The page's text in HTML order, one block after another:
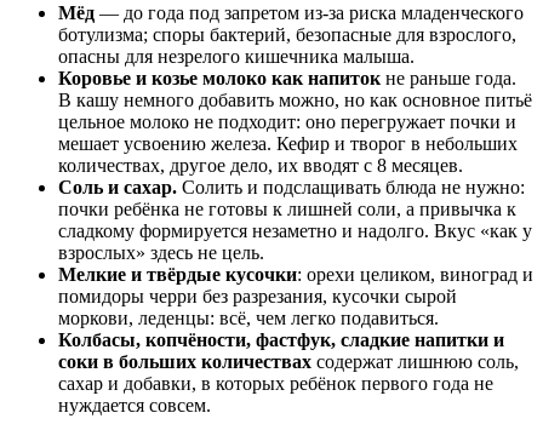
Мёд — до года под запретом из-за риска младенческого
ботулизма; споры бактерий, безопасные для взрослого,
опасны для незрелого кишечника малыша.
Коровье и козье молоко как напиток не раньше года.
В кашу немного добавить можно, но как основное питьё
цельное молоко не подходит: оно перегружает почки и
мешает усвоению железа. Кефир и творог в небольших
количествах, другое дело, их вводят с 8 месяцев.
Соль и сахар. Солить и подслащивать блюда не нужно:
почки ребёнка не готовы к лишней соли, а привычка к
сладкому формируется незаметно и надолго. Вкус «как у
взрослых» здесь не цель.
Мелкие и твёрдые кусочки: орехи целиком, виноград и
помидоры черри без разрезания, кусочки сырой
моркови, леденцы: всё, чем легко подавиться.
Колбасы, копчёности, фастфук, сладкие напитки и
соки в больших количествах содержат лишнюю соль,
сахар и добавки, в которых ребёнок первого года не
нуждается совсем.